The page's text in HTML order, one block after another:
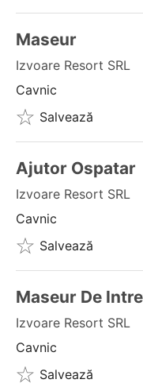
Maseur
Izvoare Resort SRL
Cavnic
Salvează
Ajutor Ospatar
Izvoare Resort SRL
Cavnic
Salvează
Maseur De
Izvoare Resort SRL
Cavnic
Salvează